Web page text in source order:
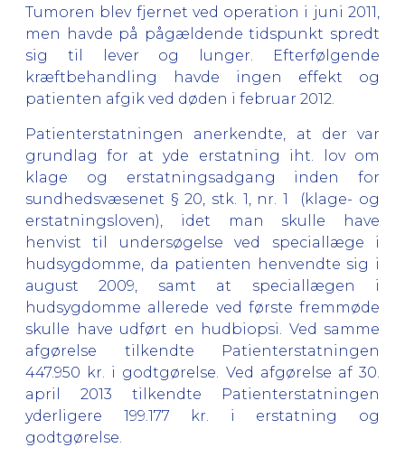
Tumoren blev fjernet ved operation i juni 2011,
men havde på pågældende tidspunkt spredt
sig til lever og lunger. Efterfølgende
kræftbehandling havde ingen effekt og
patienten afgik ved døden i februar 2012.
Patienterstatningen anerkendte, at der var
grundlag for at yde erstatning iht. lov om
klage og erstatningsadgang inden for
sundhedsvæsenet § 20, stk. 1, nr. 1 (klage- og
erstatningsloven), idet man skulle have
henvist til undersøgelse ved speciallæge i
hudsygdomme, da patienten henvendte sig i
august 2009, samt at speciallægen i
hudsygdomme allerede ved første fremmøde
skulle have udført en hudbiopsi. Ved samme
afgørelse tilkendte Patienterstatningen
447.950 kr. i godtgørelse. Ved afgørelse af 30.
april 2013 tilkendte Patienterstatningen
yderligere 199.177 kr. i erstatning og
godtgørelse.